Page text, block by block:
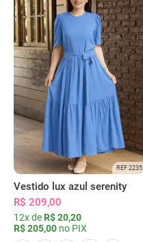
REF 2235
Vestido lux azul serenity
R$ 209,00
12x de R$ 20,20
R$ 205,00 no PIX